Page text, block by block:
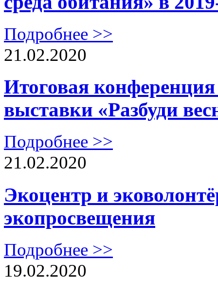
Подробнее >>
21.02.2020
Итоговая
выставки «Разбуди
Подробнее >>
21.02.2020
Экоцентр и
экопросвещения
Подробнее >>
19.02.2020